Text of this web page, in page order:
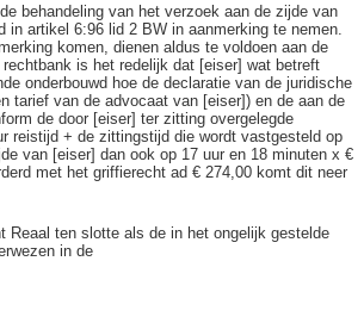
behandeling van het verzoek aan de zijde van
artikel 6:96 lid 2 BW in aanmerking te nemen.
komen, dienen aldus te voldoen aan de
is het redelijk dat [eiser] wat betreft
onderbouwd hoe de declaratie van de juridische
tarief van de advocaat van [eiser]) en de aan de
de door [eiser] ter zitting overgelegde
reistijd + de zittingstijd die wordt vastgesteld op
van [eiser] dan ook op 17 uur en 18 minuten x €
met het griffierecht ad € 274,00 komt dit neer
Reaal ten slotte als de in het ongelijk gestelde
in de